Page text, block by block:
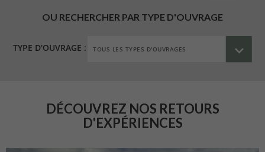
OU RECHERCHER PAR TYPE D'OUVRAGE
TYPE D'OUVRAGE :
DÉCOUVREZ NOS RETOURS
D'EXPÉRIENCES